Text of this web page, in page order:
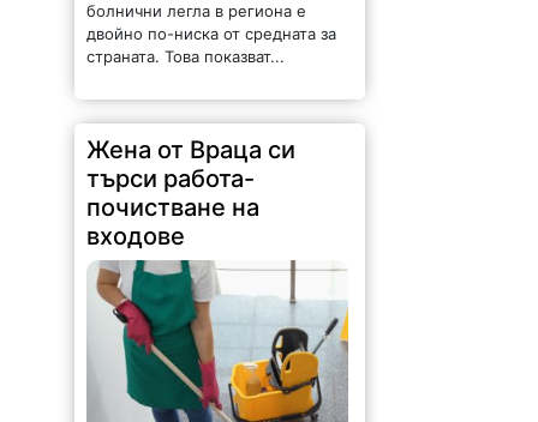
болнични легла в региона е
двойно по-ниска от средната за
страната. Това показват...
Жена от Враца си
търси работа-
почистване на
входове